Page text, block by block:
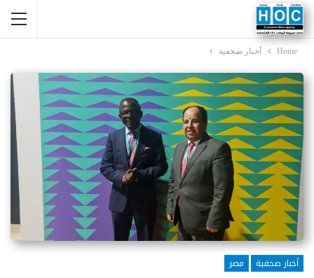
Home أخبار صحفية
أخبار صحفية
مصر